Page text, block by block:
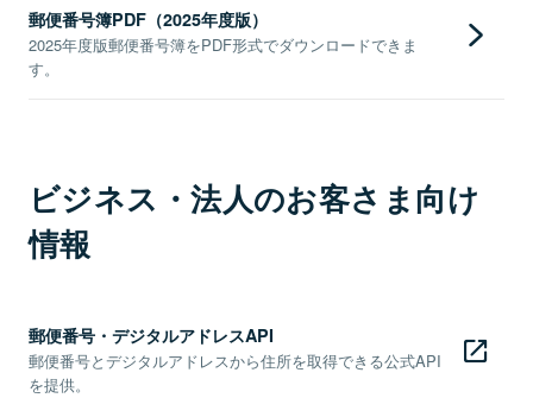
郵便番号簿PDF（2025年度版）
2025年度版郵便番号簿をPDF形式でダウンロードできま
す。
ビジネス・法人のお客さま向け
情報
郵便番号・デジタルアドレスAPI
郵便番号とデジタルアドレスから住所を取得できる公式API
を提供。